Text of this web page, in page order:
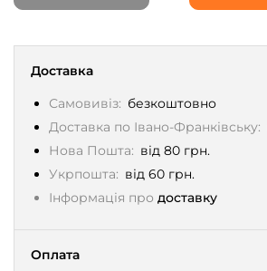
Доставка
Самовивіз: безкоштовно
Доставка по Івано-Франківську:
Нова Пошта: від 80 грн.
Укрпошта: від 60 грн.
Інформація про доставку
Оплата